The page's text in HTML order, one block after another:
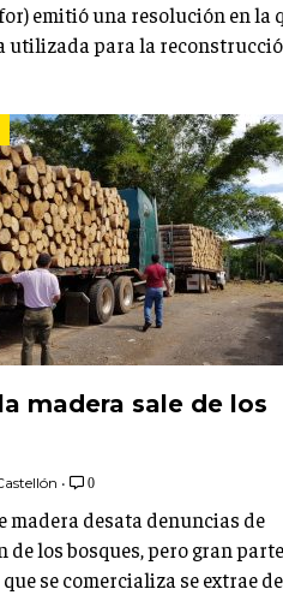
emitió una resolución en la
utilizada para la
madera sale de los
• 0
madera desata denuncias de
de los bosques, pero gran parte
se comercializa se extrae de